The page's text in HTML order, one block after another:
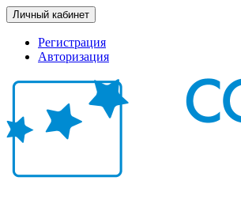
Личный кабинет
Регистрация
Авторизация